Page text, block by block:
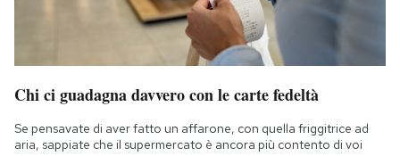
Chi ci guadagna davvero con le carte fedeltà
Se pensavate di aver fatto un affarone, con quella friggitrice ad
aria, sappiate che il supermercato è ancora più contento di voi